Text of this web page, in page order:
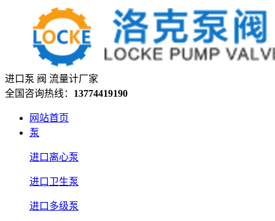
进口泵 阀 流量计厂家
全国咨询热线： 13774419190
网站首页
泵
进口离心泵
进口卫生泵
进口多级泵